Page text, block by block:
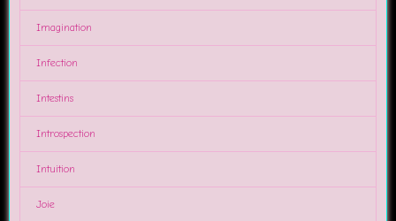
Imagination
Infection
Intestins
Introspection
Intuition
Joie